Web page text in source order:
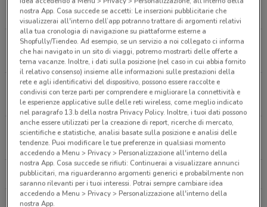
8.4 km
APERTO
Via Carlo Moretti, 2 Baranzate
10.2 km
APERTO
Via Po, 17 San Giuliano Milanese
14.5 km
APERTO
Via Giorgio Ambrosoli, 8-10 Vigevano
24.5 km
APERTO
Tutti i negozi Norauto
nostra App. Cosa succede se accetti: Le inserzioni pubblicitarie che
visualizzerai all'interno dell’app potranno trattare di argomenti relativi
alla tua cronologia di navigazione su piattaforme esterne a
Shopfully/Tiendeo. Ad esempio, se un servizio a noi collegato ci informa
che hai navigato in un sito di viaggi, potremo mostrarti delle offerte a
tema vacanze. Inoltre, i dati sulla posizione (nel caso in cui abbia fornito
il relativo consenso) insieme alle informazioni sulle prestazioni della
rete e agli identificativi del dispositivo, possono essere raccolte e
condivisi con terze parti per comprendere e migliorare la connettività e
le esperienze applicative sulle delle reti wireless, come meglio indicato
nel paragrafo 13.b della nostra Privacy Policy. Inoltre, i tuoi dati possono
anche essere utilizzati per la creazione di report, ricerche di mercato,
scientifiche e statistiche, analisi basate sulla posizione e analisi delle
tendenze. Puoi modificare le tue preferenze in qualsiasi momento
accedendo a Menu > Privacy > Personalizzazione all'interno della
nostra App. Cosa succede se rifiuti: Continuerai a visualizzare annunci
pubblicitari, ma riguarderanno argomenti generici e probabilmente non
saranno rilevanti per i tuoi interessi. Potrai sempre cambiare idea
accedendo a Menu > Privacy > Personalizzazione all'interno della
nostra App.